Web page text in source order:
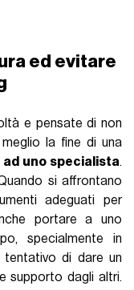
ed evitare
e pensate di non
la fine di una
ad uno specialista.
si affrontano
adeguati per
portare a uno
specialmente in
tentativo di dare un
supporto dagli altri.